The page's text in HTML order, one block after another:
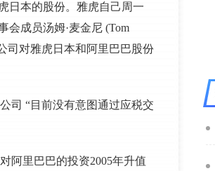
日本的股份。雅虎自己周一
会成员汤姆·麦金尼 (Tom
司对雅虎日本和阿里巴巴股份
司 “目前没有意图通过应税交
阿里巴巴的投资2005年升值